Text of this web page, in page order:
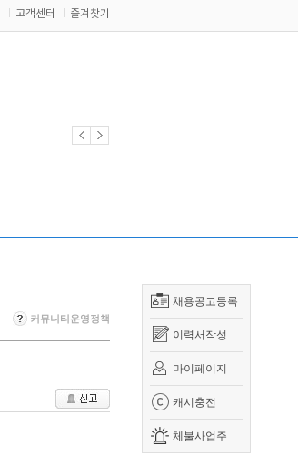
고객센터 즐겨찾기
채용공고등록
이력서작성
마이페이지
캐시충전
체불사업주
커뮤니티운영정책